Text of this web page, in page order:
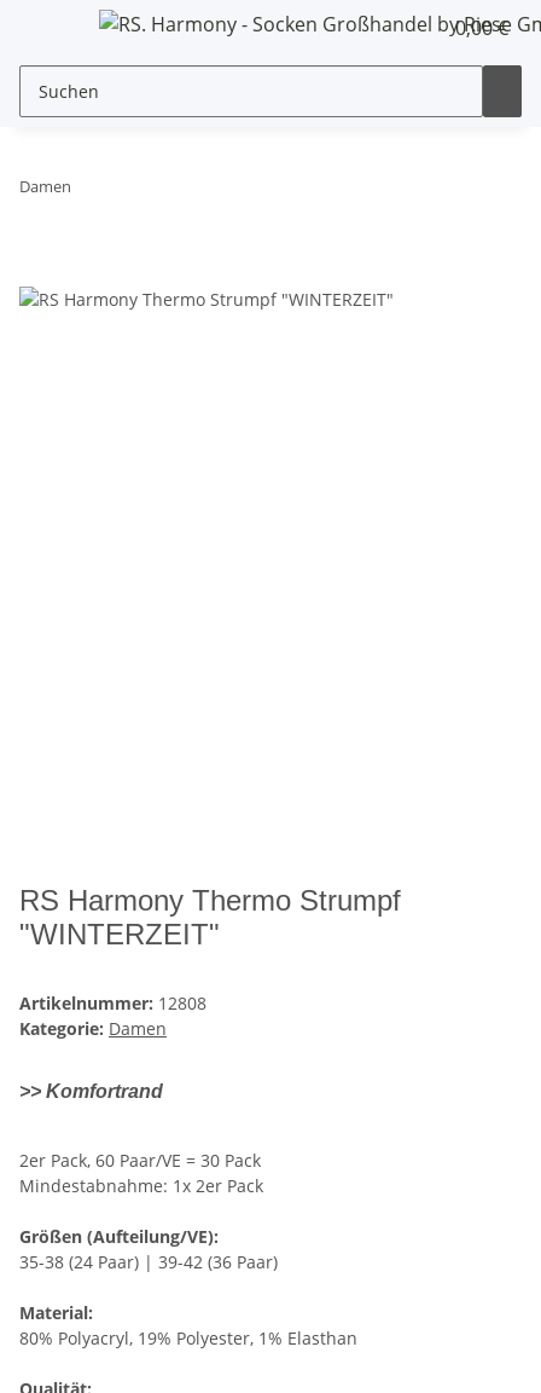
0,00 €
Damen
RS Harmony Thermo Strumpf
"WINTERZEIT"
Artikelnummer: 12808
Kategorie: Damen
>> Komfortrand
2er Pack, 60 Paar/VE = 30 Pack
Mindestabnahme: 1x 2er Pack
Größen (Aufteilung/VE):
35-38 (24 Paar) | 39-42 (36 Paar)
Material:
80% Polyacryl, 19% Polyester, 1% Elasthan